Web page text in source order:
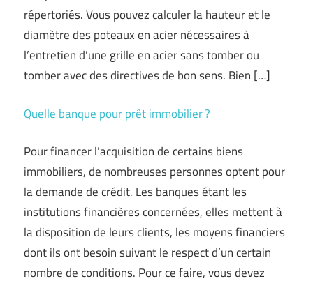
répertoriés. Vous pouvez calculer la hauteur et le
diamètre des poteaux en acier nécessaires à
l’entretien d’une grille en acier sans tomber ou
tomber avec des directives de bon sens. Bien […]
Quelle banque pour prêt immobilier ?
Pour financer l’acquisition de certains biens
immobiliers, de nombreuses personnes optent pour
la demande de crédit. Les banques étant les
institutions financières concernées, elles mettent à
la disposition de leurs clients, les moyens financiers
dont ils ont besoin suivant le respect d’un certain
nombre de conditions. Pour ce faire, vous devez